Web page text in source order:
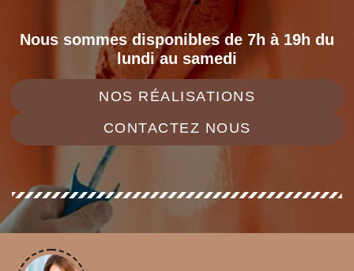
Nous sommes disponibles de 7h à 19h du
lundi au samedi
NOS RÉALISATIONS
CONTACTEZ NOUS